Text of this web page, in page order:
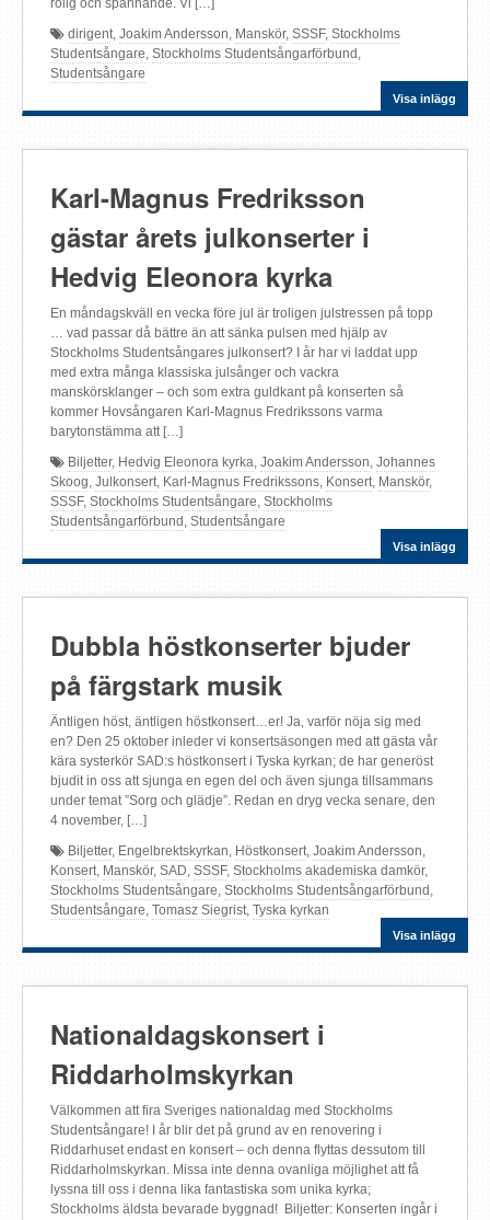
Visa inlägg
dirigent Joakim Andersson Manskör, SSSF, Stockholms
Studentsångare Stockholms Studentsångarförbund
Studentsångare
Karl-Magnus Fredriksson
gästar årets julkonserter i
Hedvig Eleonora kyrka
En måndagskväll en vecka före jul är troligen julstressen på topp
… vad passar då bättre än att sänka pulsen med hjälp av
Stockholms Studentsångares julkonsert? I år har vi laddat upp
med extra många klassiska julsånger och vackra
manskörsklanger – och som extra guldkant på konserten så
kommer Hovsångaren Karl-Magnus Fredrikssons varma
barytonstämma att […]
Visa inlägg
Biljetter, Hedvig Eleonora kyrka, Joakim Andersson, Johannes
Skoog, Julkonsert, Karl-Magnus Fredrikssons, Konsert, Manskör,
SSSF, Stockholms Studentsångare, Stockholms
Studentsångarförbund , Studentsångare
Dubbla höstkonserter bjuder
på färgstark musik
Äntligen höst, äntligen höstkonsert…er! Ja, varför nöja sig med
en? Den 25 oktober inleder vi konsertsäsongen med att gästa vår
kära systerkör SAD:s höstkonsert i Tyska kyrkan; de har generöst
bjudit in oss att sjunga en egen del och även sjunga tillsammans
under temat ”Sorg och glädje”. Redan en dryg vecka senare, den
4 november, […]
Visa inlägg
Biljetter, Engelbrektskyrkan, Höstkonsert, Joakim Andersson,
Konsert, Manskör, SAD, SSSF, Stockholms akademiska damkör,
Stockholms Studentsångare, Stockholms Studentsångarförbund ,
Studentsångare, Tomasz Siegrist, Tyska kyrkan
Nationaldagskonsert i
Riddarholmskyrkan
Välkommen att fira Sveriges nationaldag med Stockholms
Studentsångare! I år blir det på grund av en renovering i
Riddarhuset endast en konsert – och denna flyttas dessutom till
Riddarholmskyrkan. Missa inte denna ovanliga möjlighet att få
lyssna till oss i denna lika fantastiska som unika kyrka;
Stockholms äldsta bevarade byggnad! Biljetter: Konserten ingår i